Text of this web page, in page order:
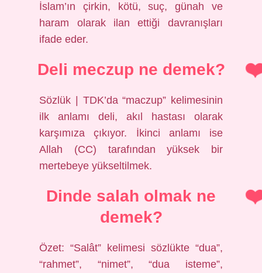
İslam’ın çirkin, kötü, suç, günah ve
haram olarak ilan ettiği davranışları
ifade eder.
Deli meczup ne demek?
Sözlük | TDK’da “maczup” kelimesinin
ilk anlamı deli, akıl hastası olarak
karşımıza çıkıyor. İkinci anlamı ise
Allah (CC) tarafından yüksek bir
mertebeye yükseltilmek.
Dinde salah olmak ne
demek?
Özet: “Salât” kelimesi sözlükte “dua”,
“rahmet”, “nimet”, “dua isteme”,